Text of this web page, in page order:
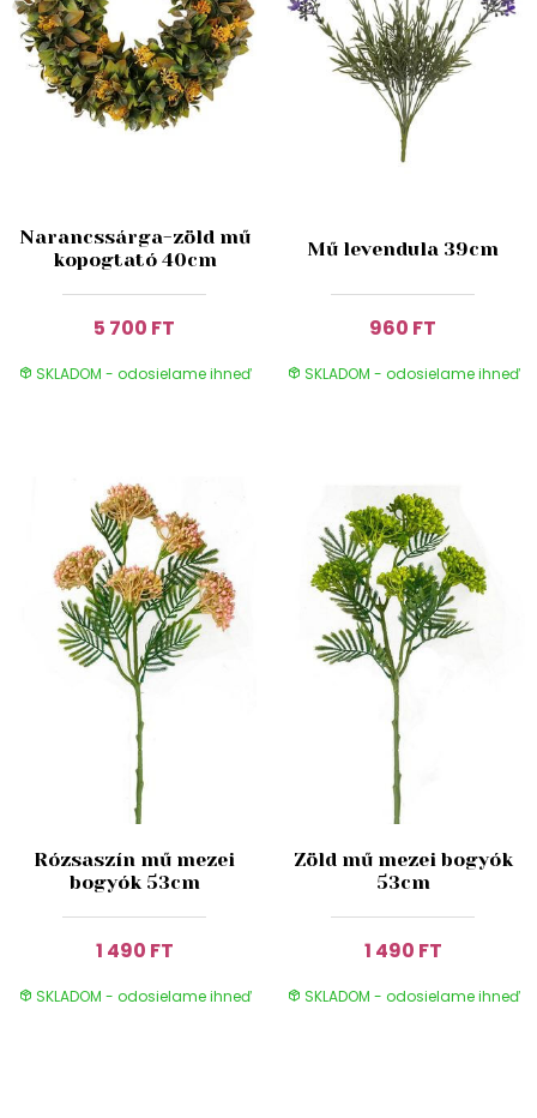
Narancssárga-zöld mű
kopogtató 40cm
5 700 FT
SKLADOM - odosielame ihneď
Mű levendula 39cm
960 FT
SKLADOM - odosielame ihneď
Rózsaszín mű mezei
bogyók 53cm
1 490 FT
SKLADOM - odosielame ihneď
Zöld mű mezei bogyók
53cm
1 490 FT
SKLADOM - odosielame ihneď